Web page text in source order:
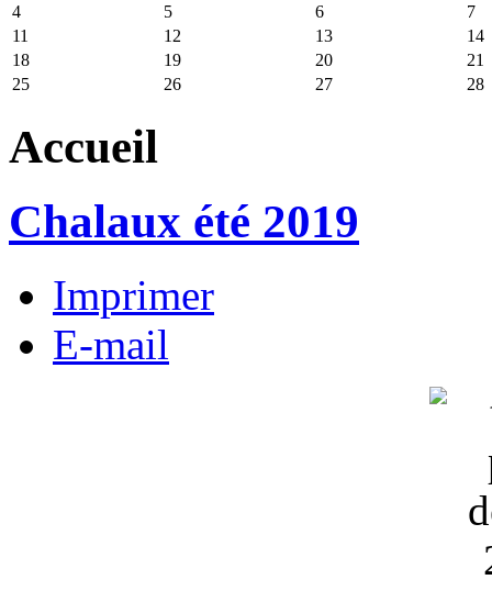
4 5 6
7
11
12 13
14
18
19 20
21
25
26 27 28
Accueil
Chalaux été 2019
Imprimer
E-mail